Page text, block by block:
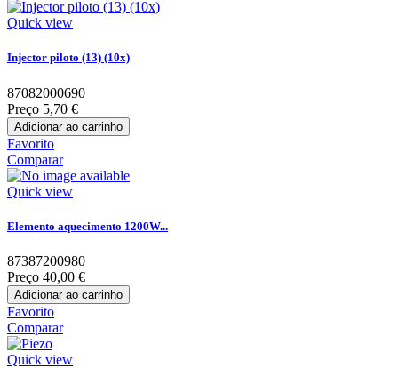
Quick view
Injector piloto (13) (10x)
87082000690
Preço 5,70 €
Adicionar ao carrinho
Favorito
Comparar
Quick view
Elemento aquecimento 1200W...
87387200980
Preço 40,00 €
Adicionar ao carrinho
Favorito
Comparar
Quick view